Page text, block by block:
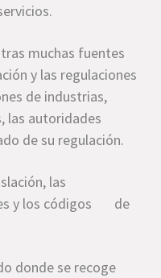
muchas fuentes
y las regulaciones
de industrias,
las autoridades
de su regulación.
las
y los códigos de
donde se recoge